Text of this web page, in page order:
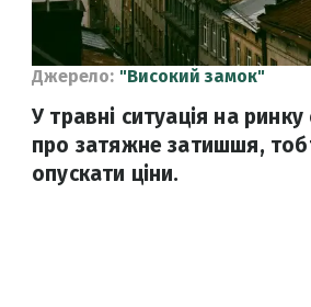
Джерело: "Високий замок"
У травні ситуація на
про затяжне затишшя,
опускати ціни.